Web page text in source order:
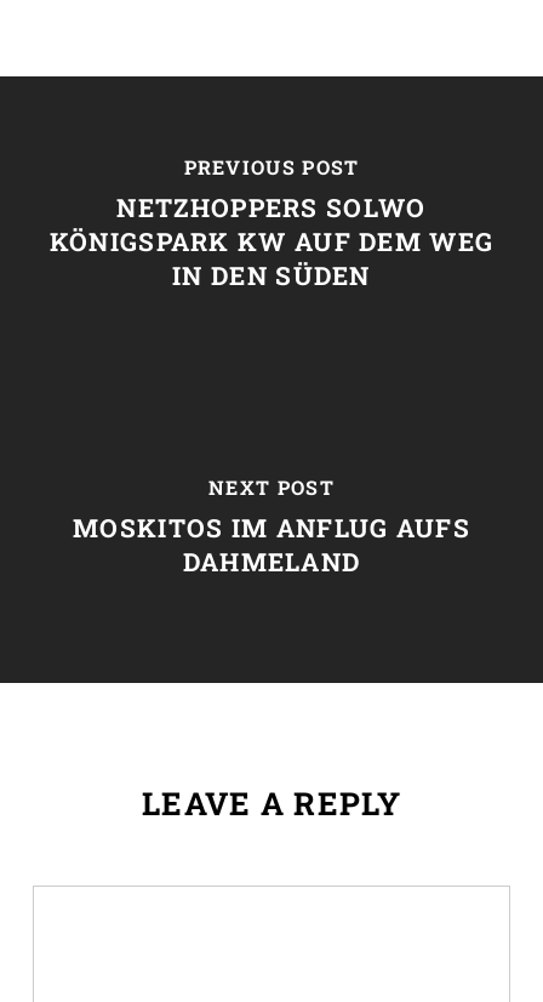
PREVIOUS POST
NETZHOPPERS SOLWO
KÖNIGSPARK KW AUF DEM WEG
IN DEN SÜDEN
NEXT POST
MOSKITOS IM ANFLUG AUFS
DAHMELAND
LEAVE A REPLY